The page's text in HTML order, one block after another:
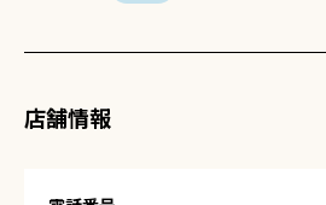
店舗情報